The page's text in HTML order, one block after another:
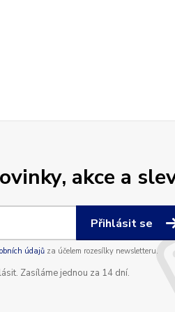
akce a
Přihlásit se
údajůza účelem rozesílky newsletteru.
Zasíláme jednou za 14 dní.